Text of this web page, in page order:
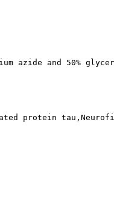
azide and 50%
protein